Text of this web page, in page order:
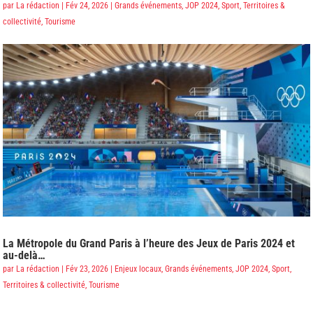
par La rédaction | Fév 24, 2026 |Grands événements ,JOP 2024 ,Sport ,Territoires &
collectivité ,Tourisme
La Métropole du Grand Paris à l’heure des Jeux de Paris 2024 et
au-delà…
par La rédaction | Fév 23, 2026 | Enjeux locaux ,Grands événements ,JOP 2024 ,Sport
Territoires & collectivité ,Tourisme